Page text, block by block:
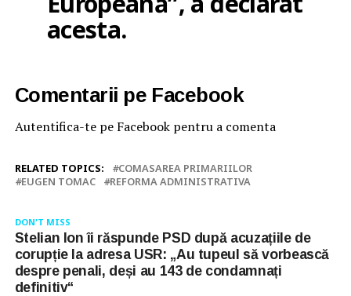
acesta.
Comentarii pe Facebook
Autentifica-te pe Facebook pentru a comenta
RELATED TOPICS:
COMASAREA PRIMARIILOR
EUGEN TOMAC
REFORMA ADMINISTRATIVA
DON'T MISS
Stelian Ion îi răspunde PSD după acuzațiile de
corupție la adresa USR: „Au tupeul să vorbească
despre penali, deși au 143 de condamnați
definitiv“